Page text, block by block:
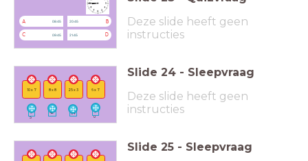
A 08:45 B
20:45
C 09:45 D
21:45
Deze slide heeft geen
instructies
10 x 7 8 x 8 25 x 3 6 x 7
7
0
64
7
5
42
Slide 24 - Sleepvraag
Deze slide heeft geen
instructies
Slide 25 - Sleepvraag